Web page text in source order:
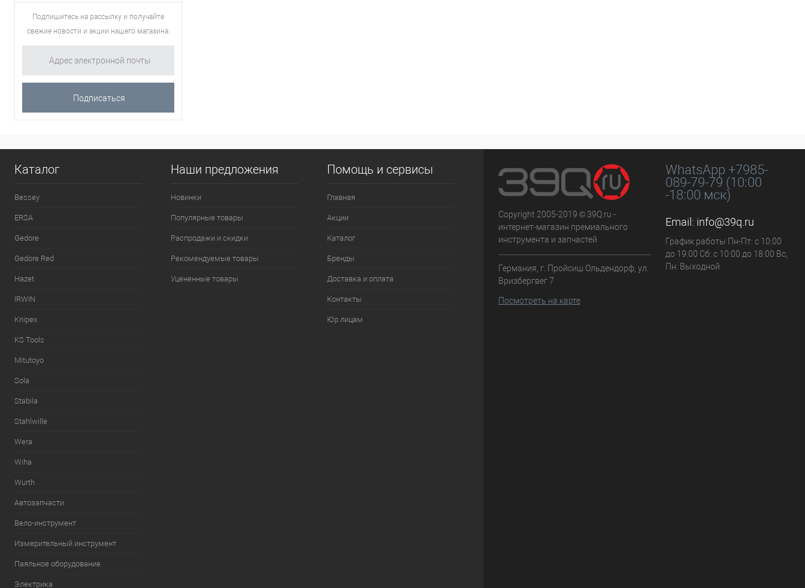
Подпишитесь на рассылку и получайте
свежие новости и акции нашего магазина.
Каталог
Bessey
ERSA
Gedore
Gedore Red
Hazet
IRWIN
Knipex
KS Tools
Mitutoyo
Sola
Stabila
Stahlwille
Wera
Wiha
Wurth
Автозапчасти
Вело-инструмент
Измерительный инструмент
Паяльное оборудование
Электрика
Наши предложения
Новинки
Популярные товары
Распродажи и скидки
Рекомендуемые товары
Уцененные товары
Помощь и сервисы
Главная
Акции
Каталог
Бренды
Доставка и оплата
Контакты
Юр лицам
Copyright 2005-2019 © 39Q.ru -
интернет-магазин премиального
инструмента и запчастей
Германия, г. Пройсиш Ольдендорф, ул.
Вризбергвег 7
Посмотреть на карте
WhatsApp +7985-
089-79-79 (10:00
-18:00 мск)
Email: info@39q.ru
График работы Пн-Пт: с 10:00
до 19:00 Сб: с 10:00 до 18:00 Вс,
Пн: Выходной